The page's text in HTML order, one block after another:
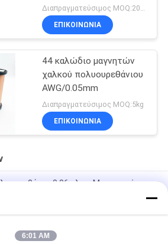
ΕΠΙΚΟΙΝΩΝΙΑ
44 καλώδιο μαγνητών
χαλκού πολυουρεθάνιου
AWG/0.05mm
Διαπραγματεύσιμος MOQ:5kg
ΕΠΙΚΟΙΝΩΝΙΑ
0,06 χλστ. Μαγνητικό
Τεχνικό Πίνακα Μεγέθους
μαγνητών χαλκού για το
6:01 AM